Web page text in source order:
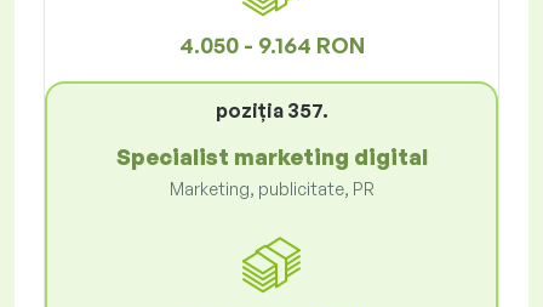
4.050 - 9.164 RON
poziţia 357.
Specialist marketing digital
Marketing, publicitate, PR